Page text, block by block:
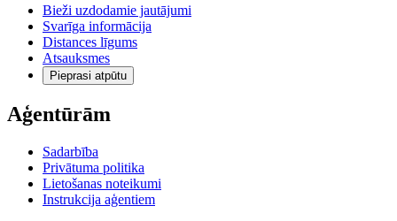
Bieži uzdodamie jautājumi
Svarīga informācija
Distances līgums
Atsauksmes
Pieprasi atpūtu
Aģentūrām
Sadarbība
Privātuma politika
Lietošanas noteikumi
Instrukcija aģentiem